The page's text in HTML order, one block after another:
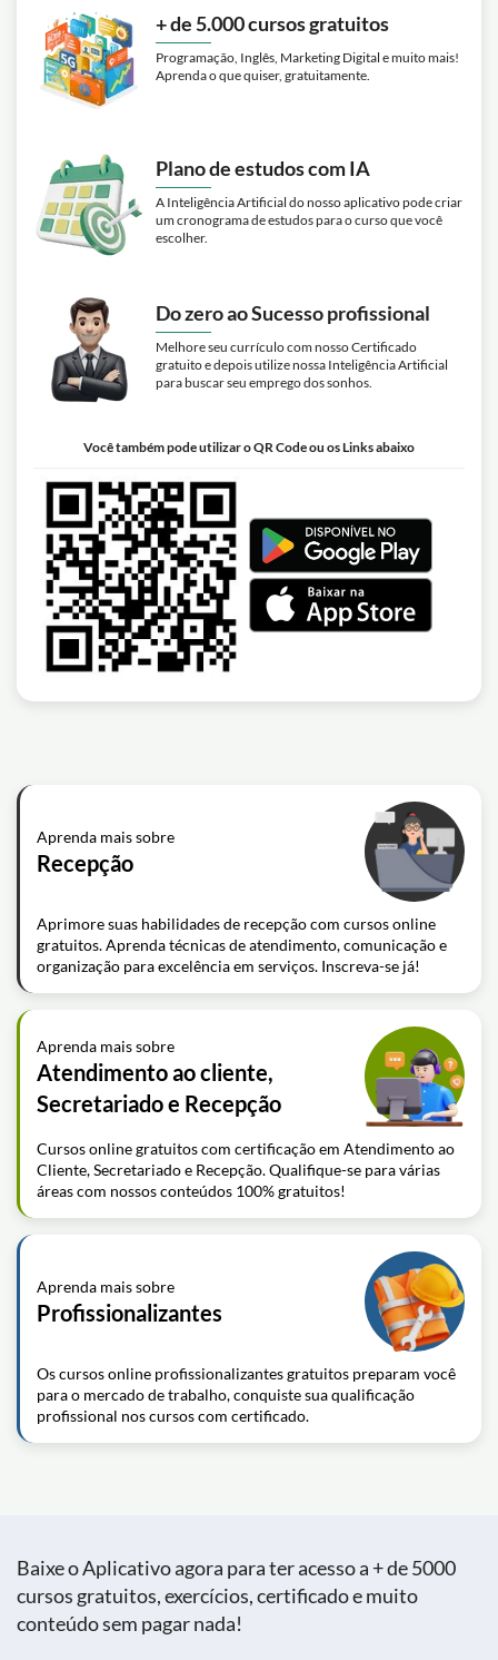
+ de 5.000 cursos gratuitos
Programação, Inglês, Marketing Digital e muito mais!
Aprenda o que quiser, gratuitamente.
Plano de estudos com IA
A Inteligência Artificial do nosso aplicativo pode criar
um cronograma de estudos para o curso que você
escolher.
Do zero ao Sucesso profissional
Melhore seu currículo com nosso Certificado
gratuito e depois utilize nossa Inteligência Artificial
para buscar seu emprego dos sonhos.
Você também pode utilizar o QR Code ou os Links abaixo
Aprenda mais sobre
Recepção
Aprimore suas habilidades de recepção com cursos online
gratuitos. Aprenda técnicas de atendimento, comunicação e
organização para excelência em serviços. Inscreva-se já!
Aprenda mais sobre
Atendimento ao cliente,
Secretariado e Recepção
Cursos online gratuitos com certificação em Atendimento ao
Cliente, Secretariado e Recepção. Qualifique-se para várias
áreas com nossos conteúdos 100% gratuitos!
Aprenda mais sobre
Profissionalizantes
Os cursos online profissionalizantes gratuitos preparam você
para o mercado de trabalho, conquiste sua qualificação
profissional nos cursos com certificado.
Baixe o Aplicativo agora para ter acesso a + de 5000
cursos gratuitos, exercícios, certificado e muito
conteúdo sem pagar nada!